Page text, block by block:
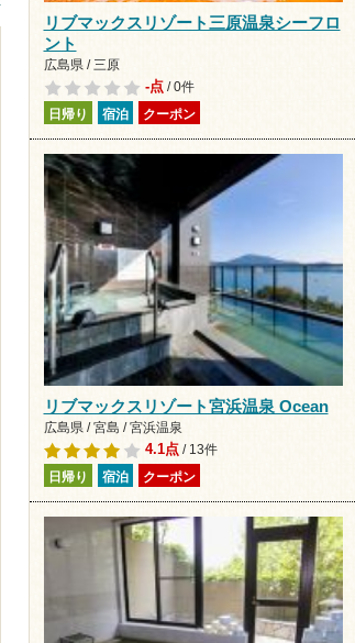
リブマックスリゾート三原温泉シーフロ
ント
広島県 / 三原
-点/ 0件
日帰り 宿泊 クーポン
リブマックスリゾート宮浜温泉 Ocean
広島県 / 宮島 / 宮浜温泉
4.1点/ 13件
日帰り 宿泊 クーポン